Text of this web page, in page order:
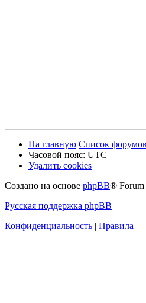
На главную Список форумов
Часовой пояс: UTC
Удалить cookies
Создано на основе phpBB® Forum
Русская поддержка phpBB
Конфиденциальность | Правила